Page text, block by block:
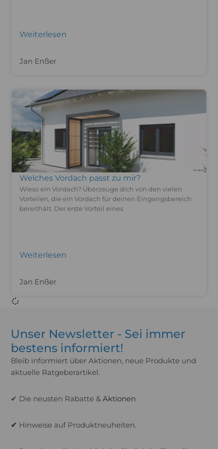
Weiterlesen
Jan Enßer
Welches Vordach passt zu mir?
Wieso ein Vordach? Überzeuge dich von den vielen
Vorteilen, die ein Vordach für deinen Eingangsbereich
bereithält. Der erste Vorteil eines
Weiterlesen
Jan Enßer
Unser Newsletter - Sei immer
bestens informiert!
Bleib informiert über Aktionen, neue Produkte und
aktuelle Ratgeberartikel.
✔ Die neusten Rabatte &Aktionen
✔ Hinweise auf Produktneuheiten.